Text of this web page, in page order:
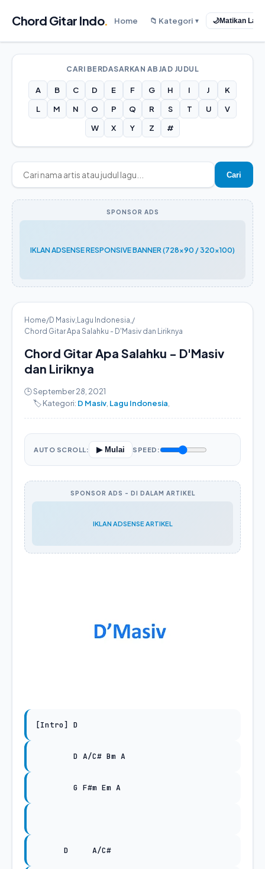
Chord Gitar Indo. Home 📁 Kategori ▼ 🌙Matikan
CARI BERDASARKAN ABJAD JUDUL
A B C D E F G H I J
K
L
M N O P Q R S T U
V
W
X Y Z #
Cari
SPONSOR ADS
IKLAN ADSENSE RESPONSIVE BANNER (728x90 / 320x100)
Home/D Masiv, Lagu Indonesia,/
Chord Gitar Apa Salahku - D'Masiv dan Liriknya
Chord Gitar Apa Salahku - D'Masiv
dan Liriknya
🕒 September 28, 2021
🏷️ Kategori: D Masiv Lagu Indonesia
AUTO SCROLL: ▶ Mulai SPEED:
SPONSOR ADS - DI DALAM ARTIKEL
IKLAN ADSENSE ARTIKEL
[Intro] D
D A/C# Bm A
G F#m Em A
D A/C#